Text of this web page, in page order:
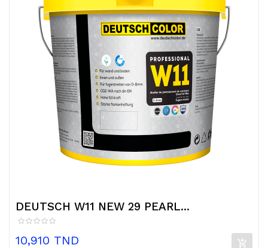
DEUTSCH W11 NEW 29 PEARL...
Prix
10,910 TND